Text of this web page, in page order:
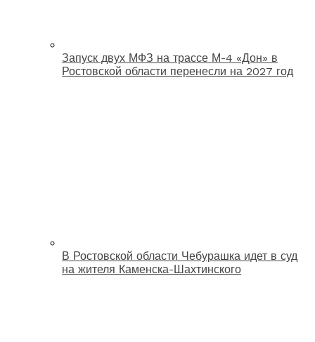
Запуск двух МФЗ на трассе М-4 «Дон» в
Ростовской области перенесли на 2027 год
В Ростовской области Чебурашка идет в суд
на жителя Каменска-Шахтинского